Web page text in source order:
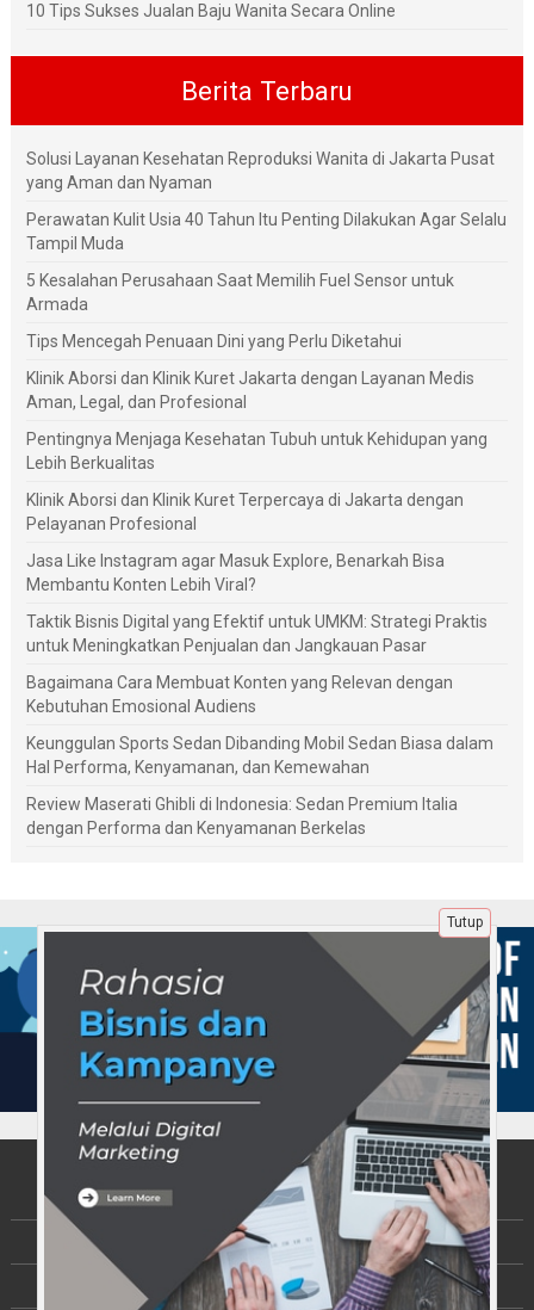
10 Tips Sukses Jualan Baju Wanita Secara Online
Berita Terbaru
Solusi Layanan Kesehatan Reproduksi Wanita di Jakarta Pusat
yang Aman dan Nyaman
Perawatan Kulit Usia 40 Tahun Itu Penting Dilakukan Agar Selalu
Tampil Muda
5 Kesalahan Perusahaan Saat Memilih Fuel Sensor untuk
Armada
Tips Mencegah Penuaan Dini yang Perlu Diketahui
Klinik Aborsi dan Klinik Kuret Jakarta dengan Layanan Medis
Aman, Legal, dan Profesional
Pentingnya Menjaga Kesehatan Tubuh untuk Kehidupan yang
Lebih Berkualitas
Klinik Aborsi dan Klinik Kuret Terpercaya di Jakarta dengan
Pelayanan Profesional
Jasa Like Instagram agar Masuk Explore, Benarkah Bisa
Membantu Konten Lebih Viral?
Taktik Bisnis Digital yang Efektif untuk UMKM: Strategi Praktis
untuk Meningkatkan Penjualan dan Jangkauan Pasar
Bagaimana Cara Membuat Konten yang Relevan dengan
Kebutuhan Emosional Audiens
Keunggulan Sports Sedan Dibanding Mobil Sedan Biasa dalam
Hal Performa, Kenyamanan, dan Kemewahan
Review Maserati Ghibli di Indonesia: Sedan Premium Italia
dengan Performa dan Kenyamanan Berkelas
Tentang Kami
Berita
Disclaimer
Tutup